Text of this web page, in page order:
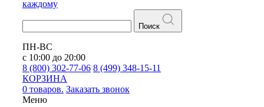
каждому
Поиск
ПН-ВС
с 10:00 до 20:00
8 (800) 302-77-06 8 (499) 348-15-11
КОРЗИНА
0 товаров. Заказать звонок
Меню